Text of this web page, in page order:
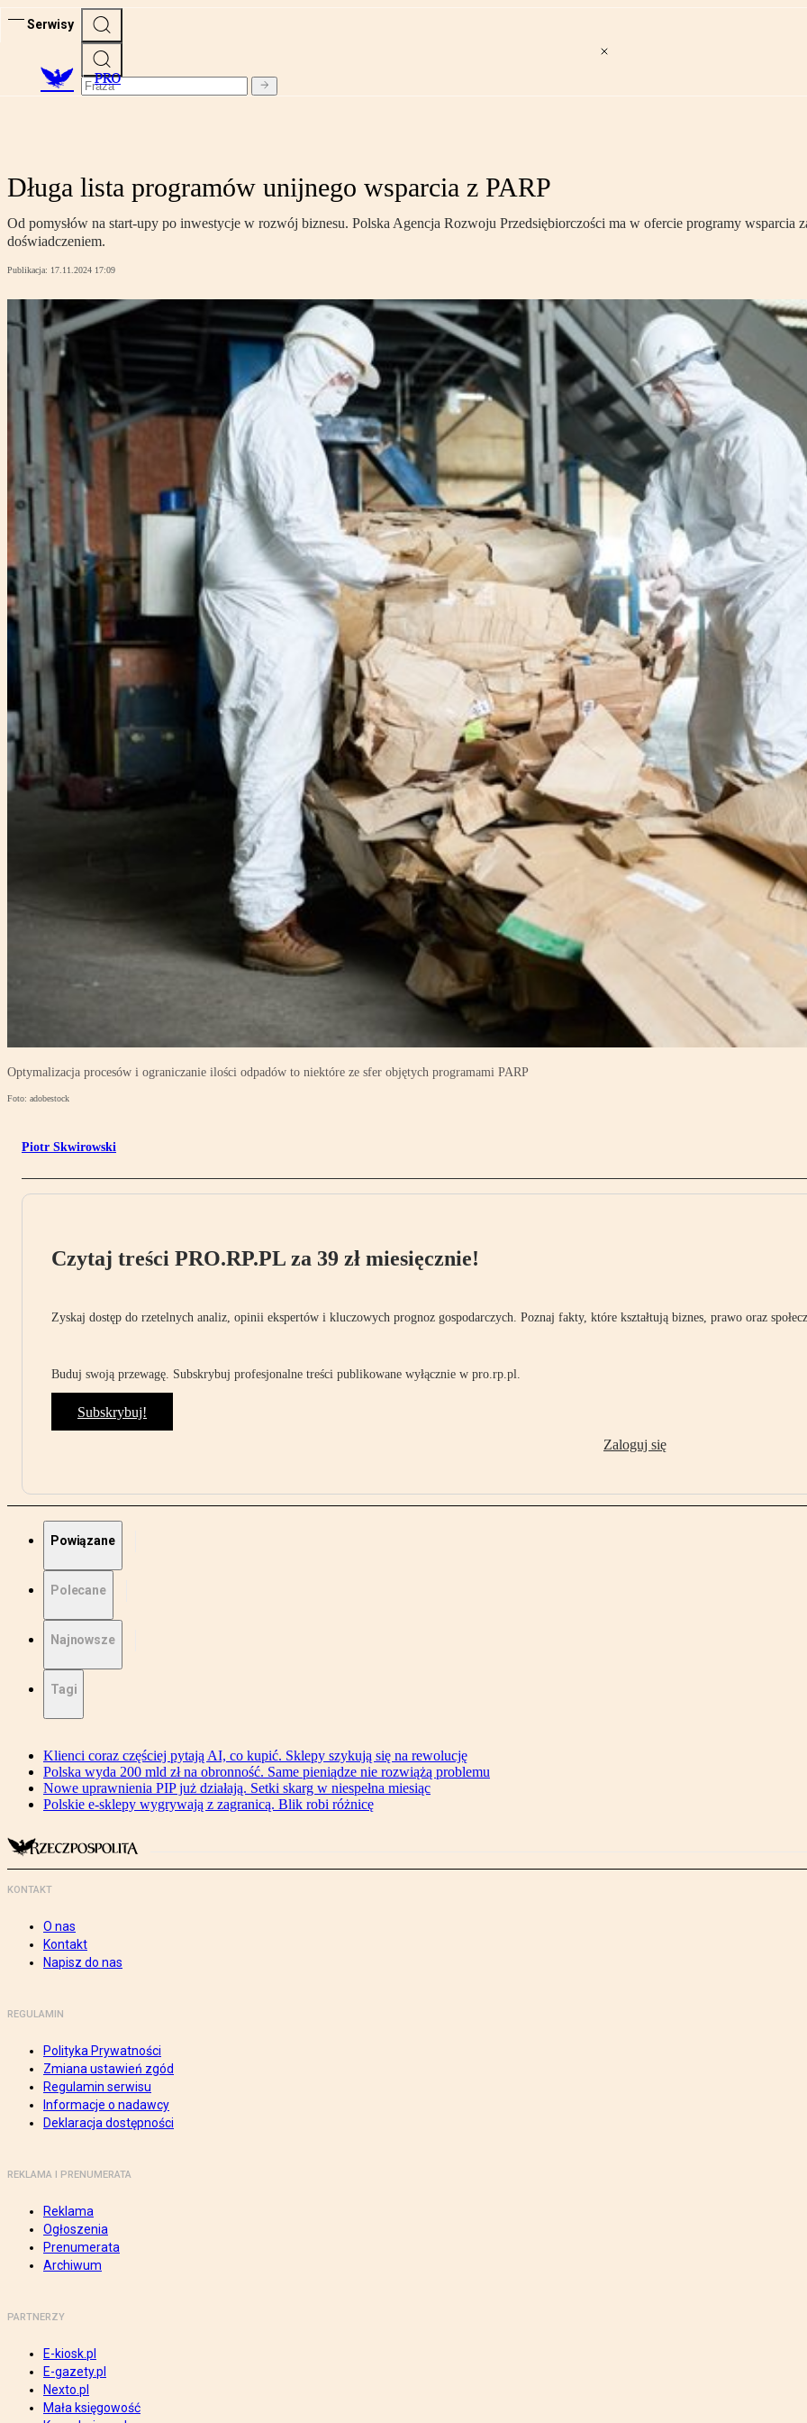
Serwisy
PRO
Długa lista programów unijnego wsparcia z PARP
Od pomysłów na start-upy po inwestycje w rozwój biznesu. Polska Agencja Rozwoju Przedsiębiorczości ma w ofercie programy
doświadczeniem.
Publikacja: 17.11.2024 17:09
Optymalizacja procesów i ograniczanie ilości odpadów to niektóre ze sfer objętych programami PARP
Foto: adobestock
Piotr Skwirowski
Czytaj treści PRO.RP.PL za 39 zł miesięcznie!
Zyskaj dostęp do rzetelnych analiz, opinii ekspertów i kluczowych prognoz gospodarczych. Poznaj fakty, które kształtują biznes, prawo oraz
Buduj swoją przewagę. Subskrybuj profesjonalne treści publikowane wyłącznie w pro.rp.pl.
Subskrybuj!
Zaloguj się
Powiązane
Polecane
Najnowsze
Tagi
Klienci coraz częściej pytają AI, co kupić. Sklepy szykują się na rewolucję
Polska wyda 200 mld zł na obronność. Same pieniądze nie rozwiążą problemu
Nowe uprawnienia PIP już działają. Setki skarg w niespełna miesiąc
Polskie e-sklepy wygrywają z zagranicą. Blik robi różnicę
KONTAKT
O nas
Kontakt
Napisz do nas
REGULAMIN
Polityka Prywatności
Zmiana ustawień zgód
Regulamin serwisu
Informacje o nadawcy
Deklaracja dostępności
REKLAMA I PRENUMERATA
Reklama
Ogłoszenia
Prenumerata
Archiwum
PARTNERZY
E-kiosk.pl
E-gazety.pl
Nexto.pl
Mała księgowość